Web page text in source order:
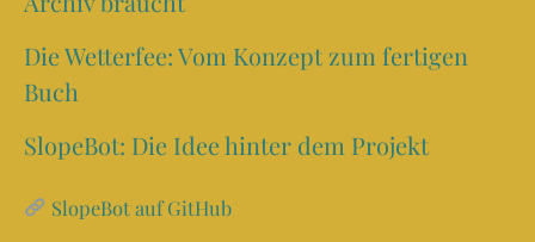
Die Wetterfee: Vom Konzept zum fertigen
Buch
SlopeBot: Die Idee hinter dem Projekt
SlopeBot auf GitHub